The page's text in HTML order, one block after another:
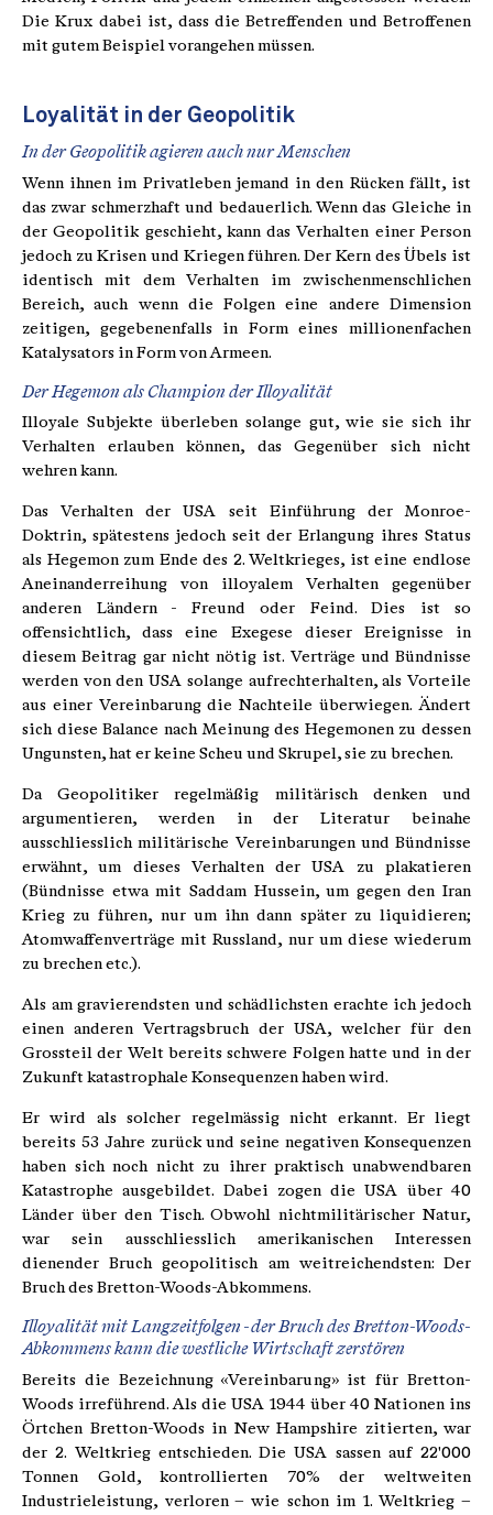
Die Krux dabei ist, dass die Betreffenden und Betroffenen
mit gutem Beispiel vorangehen müssen.
Loyalität in der Geopolitik
In der Geopolitik agieren auch nur Menschen
Wenn ihnen im Privatleben jemand in den Rücken fällt, ist
das zwar schmerzhaft und bedauerlich. Wenn das Gleiche in
der Geopolitik geschieht, kann das Verhalten einer Person
jedoch zu Krisen und Kriegen führen. Der Kern des Übels ist
identisch mit dem Verhalten im zwischenmenschlichen
Bereich, auch wenn die Folgen eine andere Dimension
zeitigen, gegebenenfalls in Form eines millionenfachen
Katalysators in Form von Armeen.
Der Hegemon als Champion der Illoyalität
Illoyale Subjekte überleben solange gut, wie sie sich ihr
Verhalten erlauben können, das Gegenüber sich nicht
wehren kann.
Das Verhalten der USA seit Einführung der Monroe-
Doktrin, spätestens jedoch seit der Erlangung ihres Status
als Hegemon zum Ende des 2. Weltkrieges, ist eine endlose
Aneinanderreihung von illoyalem Verhalten gegenüber
anderen Ländern - Freund oder Feind. Dies ist so
offensichtlich, dass eine Exegese dieser Ereignisse in
diesem Beitrag gar nicht nötig ist. Verträge und Bündnisse
werden von den USA solange aufrechterhalten, als Vorteile
aus einer Vereinbarung die Nachteile überwiegen. Ändert
sich diese Balance nach Meinung des Hegemonen zu dessen
Ungunsten, hat er keine Scheu und Skrupel, sie zu brechen.
Da Geopolitiker regelmäßig militärisch denken und
argumentieren, werden in der Literatur beinahe
ausschliesslich militärische Vereinbarungen und Bündnisse
erwähnt, um dieses Verhalten der USA zu plakatieren
(Bündnisse etwa mit Saddam Hussein, um gegen den Iran
Krieg zu führen, nur um ihn dann später zu liquidieren;
Atomwaffenverträge mit Russland, nur um diese wiederum
zu brechen etc.).
Als am gravierendsten und schädlichsten erachte ich jedoch
einen anderen Vertragsbruch der USA, welcher für den
Grossteil der Welt bereits schwere Folgen hatte und in der
Zukunft katastrophale Konsequenzen haben wird.
Er wird als solcher regelmässig nicht erkannt. Er liegt
bereits 53 Jahre zurück und seine negativen Konsequenzen
haben sich noch nicht zu ihrer praktisch unabwendbaren
Katastrophe ausgebildet. Dabei zogen die USA über 40
Länder über den Tisch. Obwohl nichtmilitärischer Natur,
war sein ausschliesslich amerikanischen Interessen
dienender Bruch geopolitisch am weitreichendsten: Der
Bruch des Bretton-Woods-Abkommens.
Illoyalität mit Langzeitfolgen - der Bruch des Bretton-Woods-
Abkommens kann die westliche Wirtschaft zerstören
Bereits die Bezeichnung «Vereinbarung» ist für Bretton-
Woods irreführend. Als die USA 1944 über 40 Nationen ins
Örtchen Bretton-Woods in New Hampshire zitierten, war
der 2. Weltkrieg entschieden. Die USA sassen auf 22'000
Tonnen Gold, kontrollierten 70% der weltweiten
Industrieleistung, verloren – wie schon im 1. Weltkrieg –